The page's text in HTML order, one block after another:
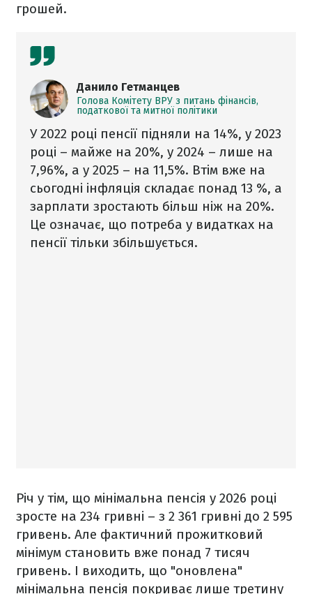
грошей.
Данило Гетманцев
Голова Комітету ВРУ з питань фінансів,
податкової та митної політики
У 2022 році пенсії підняли на 14%, у 2023
році – майже на 20%, у 2024 – лише на
7,96%, а у 2025 – на 11,5%. Втім вже на
сьогодні інфляція складає понад 13 %, а
зарплати зростають більш ніж на 20%.
Це означає, що потреба у видатках на
пенсії тільки збільшується.
Річ у тім, що мінімальна пенсія у 2026 році
зросте на 234 гривні – з 2 361 гривні до 2 595
гривень. Але фактичний прожитковий
мінімум становить вже понад 7 тисяч
гривень. І виходить, що "оновлена"
мінімальна пенсія покриває лише третину